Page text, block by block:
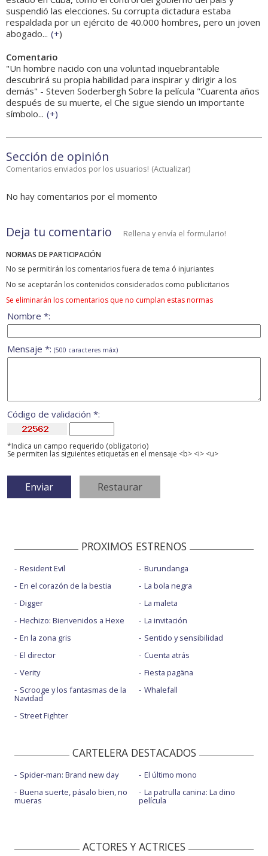
suspendió las elecciones. Su corrupta dictadura estaba
respaldada por un ejército de 40.000 hombres, pero un joven
abogado... (+)
Comentario
"Un hombre nacido con una voluntad inquebrantable
descubrirá su propia habilidad para inspirar y dirigir a los
demás" - Steven Soderbergh Sobre la película "Cuarenta años
después de su muerte, el Che sigue siendo un importante
símbolo... (+)
Sección de opinión
Comentarios enviados por los usuarios! (Actualizar)
No hay comentarios por el momento
Deja tu comentario Rellena y envía el formulario!
NORMAS DE PARTICIPACIÓN
No se permitirán los comentarios fuera de tema ó injuriantes
No se aceptarán los contenidos considerados como publicitarios
Se eliminarán los comentarios que no cumplan estas normas
Nombre *:
Mensaje *: (500 caracteres máx)
Código de validación *:
*Indica un campo requerido (obligatorio)
Se permiten las siguientes etiquetas en el mensaje <b> <i> <u>
PROXIMOS ESTRENOS
Resident Evil
En el corazón de la bestia
Digger
Hechizo: Bienvenidos a Hexe
En la zona gris
El director
Verity
Scrooge y los fantasmas de la
Navidad
Street Fighter
Burundanga
La bola negra
La maleta
La invitación
Sentido y sensibilidad
Cuenta atrás
Fiesta pagäna
Whalefall
CARTELERA DESTACADOS
Spider-man: Brand new day
Buena suerte, pásalo bien, no
mueras
El último mono
La patrulla canina: La dino
película
ACTORES Y ACTRICES